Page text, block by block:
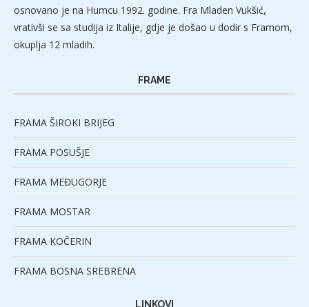
osnovano je na Humcu 1992. godine. Fra Mladen Vukšić,
vrativši se sa studija iz Italije, gdje je došao u dodir s Framom,
okuplja 12 mladih.
FRAME
FRAMA ŠIROKI BRIJEG
FRAMA POSUŠJE
FRAMA MEĐUGORJE
FRAMA MOSTAR
FRAMA KOČERIN
FRAMA BOSNA SREBRENA
LINKOVI